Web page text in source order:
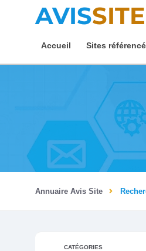
AVISSITE
Accueil Sites
Annuaire Avis Site
CATÉGORIES